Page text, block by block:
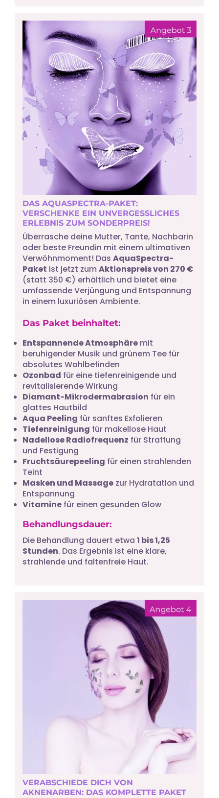
DAS AQUASPECTRA-PAKET:
VERSCHENKE EIN UNVERGESSLICHES
ERLEBNIS ZUM SONDERPREIS!
Überrasche deine Mutter, Tante, Nachbarin
oder beste Freundin mit einem ultimativen
Verwöhnmoment! DasAquaSpectra-
Paket ist jetzt zumAktionspreis von 270 €
(statt 350 €) erhältlich und bietet eine
umfassende Verjüngung und Entspannung
in einem luxuriösen Ambiente.
Das Paket beinhaltet:
Entspannende Atmosphäre mit
beruhigender Musik und grünem Tee für
absolutes Wohlbefinden
Ozonbad für eine tiefenreinigende und
revitalisierende Wirkung
Diamant-Mikrodermabrasion für ein
glattes Hautbild
Aqua Peeling für sanftes Exfolieren
Tiefenreinigung für makellose Haut
Nadellose Radiofrequenz für Straffung
und Festigung
Fruchtsäurepeeling für einen strahlenden
Teint
Masken und Massage zur Hydratation und
Entspannung
Vitamine für einen gesunden Glow
Behandlungsdauer:
Die Behandlung dauert etwa1 bis 1,25
Stunden. Das Ergebnis ist eine klare,
strahlende und faltenfreie Haut.
VERABSCHIEDE DICH VON
AKNENARBEN: DAS KOMPLETTE PAKET